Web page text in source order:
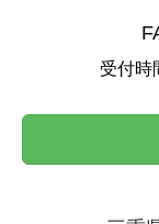
受付時